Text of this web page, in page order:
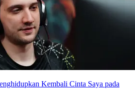
Kembali Cinta Saya pada